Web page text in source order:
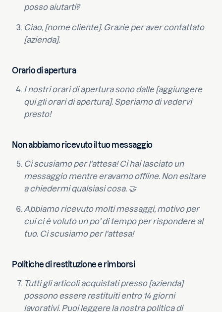
posso aiutarti?
Ciao, [nome cliente]. Grazie per aver contattato
[azienda].
Orario di apertura
I nostri orari di apertura sono dalle [aggiungere
qui gli orari di apertura]. Speriamo di vedervi
presto!
Non abbiamo ricevuto il tuo messaggio
Ci scusiamo per l'attesa! Ci hai lasciato un
messaggio mentre eravamo offline. Non esitare
a chiedermi qualsiasi cosa. 🤝
Abbiamo ricevuto molti messaggi, motivo per
cui ci è voluto un po' di tempo per rispondere al
tuo. Ci scusiamo per l'attesa!
Politiche di restituzione e rimborsi
Tutti gli articoli acquistati presso [azienda]
possono essere restituiti entro 14 giorni
lavorativi. Puoi leggere la nostra politica di